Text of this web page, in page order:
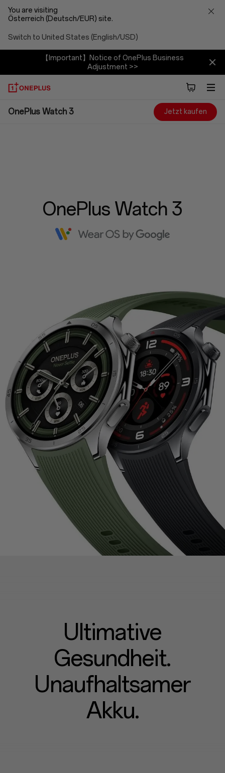
You are visiting
Österreich (Deutsch/EUR) site.
Switch to United States (English/USD)
【Important】Notice of OnePlus Business
Adjustment >>
OnePlus
OnePlus Watch 3 Jetzt kaufen
OnePlus Watch 3
Ultimative
Gesundheit.
Unaufhaltsamer
Akku.